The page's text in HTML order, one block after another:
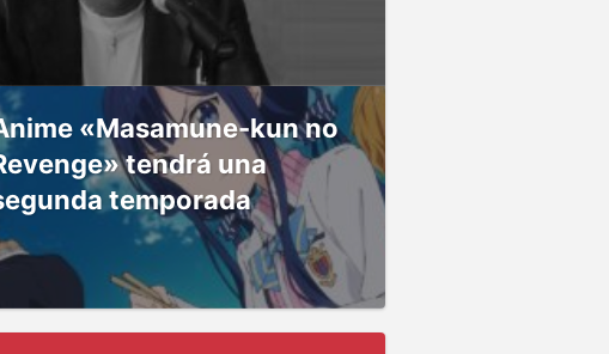
«Masamune-kun no
tendrá una
temporada